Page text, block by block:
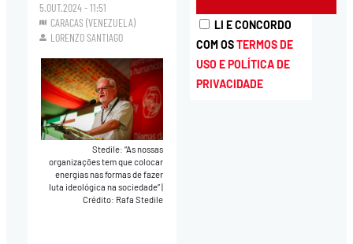
5.OUT.2024 - 11:51
CARACAS (VENEZUELA)
LORENZO SANTIAGO
Stedile: “As nossas
organizações tem que colocar
energias nas formas de fazer
luta ideológica na sociedade”|
Crédito: Rafa Stedile
LI E CONCORDO
COM OSTERMOS DE
USO E POLÍTICA DE
PRIVACIDADE